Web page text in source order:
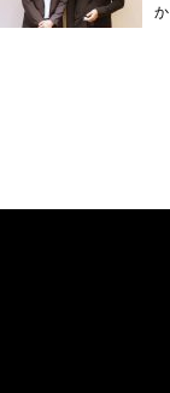
か